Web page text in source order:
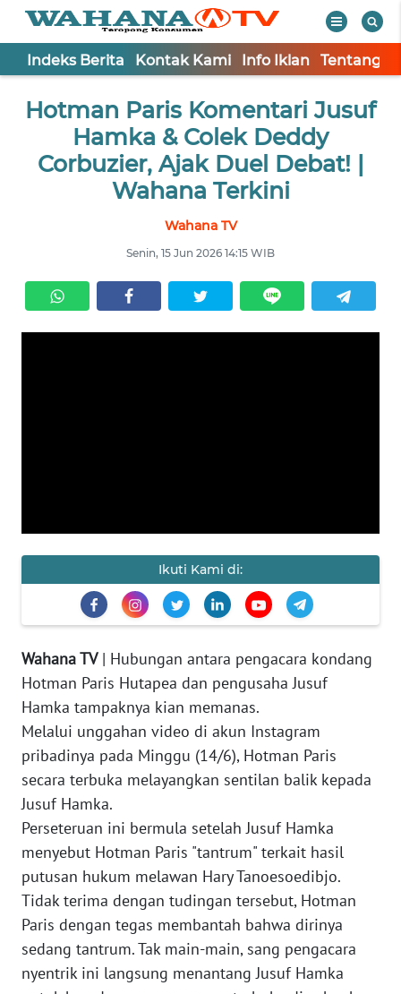
Indeks Berita Kontak Kami Info Iklan Tentang
Hotman Paris Komentari Jusuf
Hamka & Colek Deddy
Corbuzier, Ajak Duel Debat! |
Wahana Terkini
Wahana TV
Senin, 15 Jun 2026 14:15 WIB
Ikuti Kami di:
Wahana TV| Hubungan antara pengacara kondang
Hotman Paris Hutapea dan pengusaha Jusuf
Hamka tampaknya kian memanas.
Melalui unggahan video di akun Instagram
pribadinya pada Minggu (14/6), Hotman Paris
secara terbuka melayangkan sentilan balik kepada
Jusuf Hamka.
Perseteruan ini bermula setelah Jusuf Hamka
menyebut Hotman Paris "tantrum" terkait hasil
putusan hukum melawan Hary Tanoesoedibjo.
Tidak terima dengan tudingan tersebut, Hotman
Paris dengan tegas membantah bahwa dirinya
sedang tantrum. Tak main-main, sang pengacara
nyentrik ini langsung menantang Jusuf Hamka
TV
Tutup
Informasi
KAMI
Wahana
News
Regional
WN
SUMUT
WN
JAKARTA
WN
JABAR
WN
BANTEN